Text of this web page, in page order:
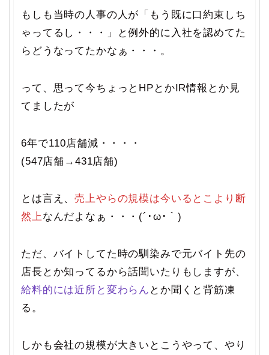
もしも当時の人事の人が「もう既に口約束しち
ゃってるし・・・」と例外的に入社を認めてた
らどうなってたかなぁ・・・。
って、思って今ちょっとHPとかIR情報とか見
てましたが
6年で110店舗減・・・・
(547店舗→431店舗)
とは言え、売上やらの規模は今いるとこより断
然上なんだよなぁ・・・(´･ω･｀)
ただ、バイトしてた時の馴染みで元バイト先の
店長とか知ってるから話聞いたりもしますが、
給料的には近所と変わらん とか聞くと背筋凍
る。
しかも会社の規模が大きいとこうやって、やり